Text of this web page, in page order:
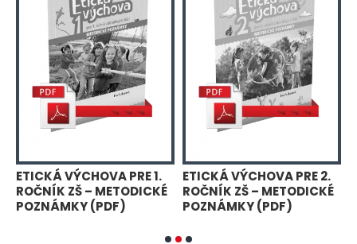
ETICKÁ VÝCHOVA PRE 1.
ROČNÍK ZŠ – METODICKÉ
POZNÁMKY (PDF)
ETICKÁ VÝCHOVA PRE 2.
ROČNÍK ZŠ – METODICKÉ
POZNÁMKY (PDF)